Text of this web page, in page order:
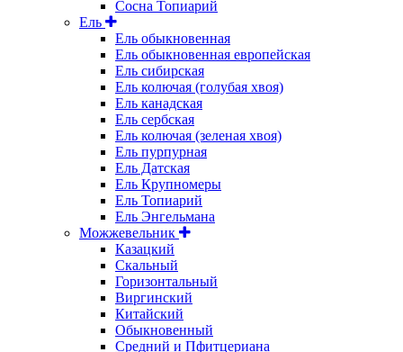
Сосна Топиарий
Ель
Ель обыкновенная
Ель обыкновенная европейская
Ель сибирская
Ель колючая (голубая хвоя)
Ель канадская
Ель сербская
Ель колючая (зеленая хвоя)
Ель пурпурная
Ель Датская
Ель Крупномеры
Ель Топиарий
Ель Энгельмана
Можжевельник
Казацкий
Скальный
Горизонтальный
Виргинский
Китайский
Обыкновенный
Средний и Пфитцериана